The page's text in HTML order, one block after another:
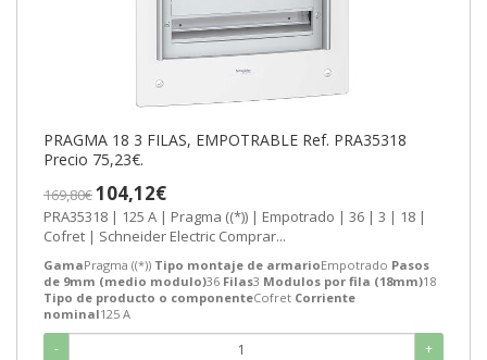
PRAGMA 18 3 FILAS, EMPOTRABLE Ref. PRA35318
Precio 75,23€.
169,80€104,12€
PRA35318 | 125 A | Pragma ((*)) | Empotrado | 36 | 3 | 18 |
Cofret | Schneider Electric Comprar...
GamaPragma ((*)) Tipo montaje de armarioEmpotrado Pasos
de 9mm (medio modulo)36 Filas3 Modulos por fila (18mm)18
Tipo de producto o componenteCofret Corriente
nominal125 A
- +